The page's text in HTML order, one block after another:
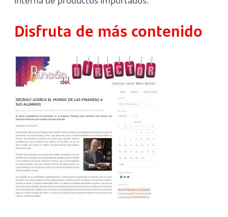
Disfruta de más contenido